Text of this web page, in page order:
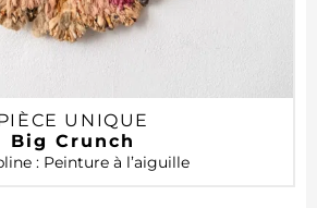
UNIQUE
Big Crunch
: Peinture à l’aiguille